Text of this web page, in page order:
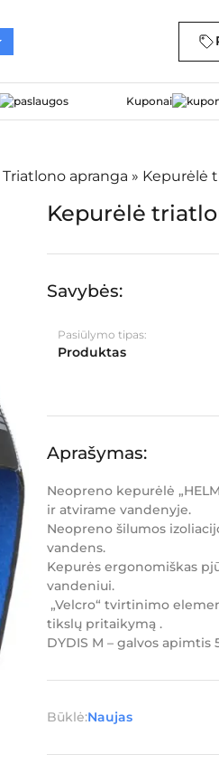
Kuponai
Triatlono apranga » Kepurėlė
Kepurėlė
Savybės:
Pasiūlymo tipas:
Produktas
Aprašymas:
Neopreno kepurėlė
ir atvirame vandenyje.
Neopreno šilumos
vandens.
Kepurės ergonomiškas
vandeniui.
„Velcro“ tvirtinimo
tikslų pritaikymą .
DYDIS M – galvos apimtis
Būklė:Naujas